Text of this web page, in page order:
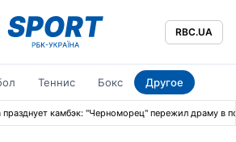
RBC.UA
Теннис Бокс Другое
празднует камбэк: "Черноморец" пережил драму в